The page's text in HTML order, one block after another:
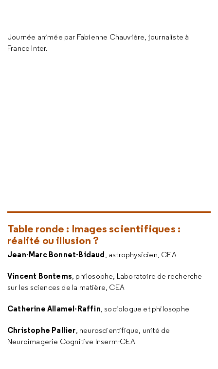
Journée animée par Fabienne Chauvière, journaliste à
France Inter.
Table ronde : Images scientifiques :
réalité ou illusion ?
Jean-Marc Bonnet-Bidaud, astrophysicien, CEA
Vincent Bontems, philosophe, Laboratoire de recherche
sur les sciences de la matière, CEA
Catherine Allamel-Raffin, sociologue et philosophe
Christophe Pallier, neuroscientifique, unité de
Neuroimagerie Cognitive Inserm-CEA